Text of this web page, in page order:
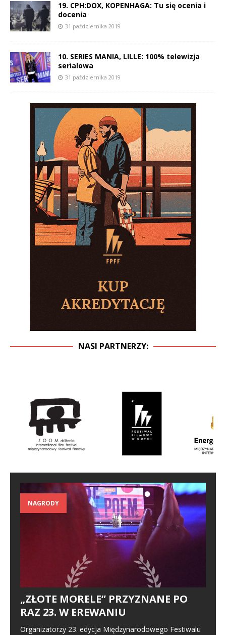
19. CPH:DOX, KOPENHAGA: Tu się ocenia i
docenia
31 października 2019
10. SERIES MANIA, LILLE: 100% telewizja
serialowa
31 października 2019
NASI PARTNERZY:
NAGRODY
„ZŁOTE MORELE” PRZYZNANE PO
RAZ 23. W EREWANIU
Organizatorzy 23. edycja Międzynarodowego Festiwalu